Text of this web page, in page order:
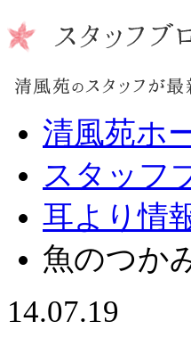
清風苑ホ
スタッフ
耳より情
魚のつか
14.07.19